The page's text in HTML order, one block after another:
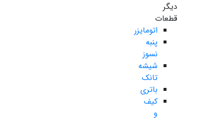
دیگر
قطعات
اتومایزر
پنبه
نسوز
شیشه
تانک
باتری
کیف
و